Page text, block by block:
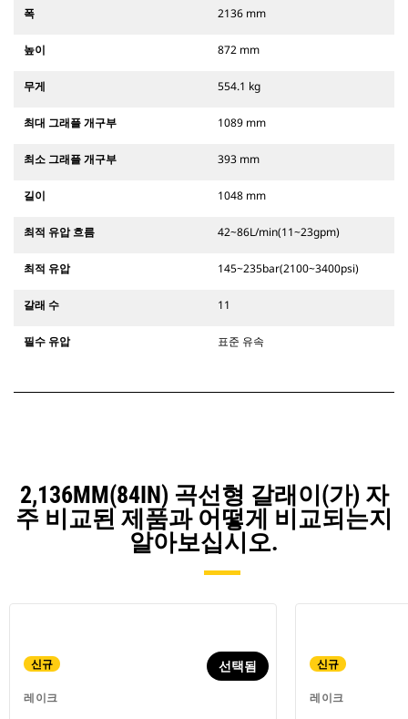
폭 2136 mm
높이 872 mm
무게 554.1 kg
최대 그래플 개구부 1089 mm
최소 그래플 개구부 393 mm
길이 1048 mm
최적 유압 흐름 42~86L/min(11~23gpm)
최적 유압 145~235bar(2100~3400psi)
갈래 수 11
필수 유압 표준 유속
2,136MM(84IN) 곡선형 갈래이(가) 자
주 비교된 제품과 어떻게 비교되는지
알아보십시오.
신규
레이크
선택됨 신규
레이크